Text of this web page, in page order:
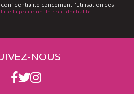
confidentialité concernant l'utilisation des
Lire la politique de confidentialité
NOUS